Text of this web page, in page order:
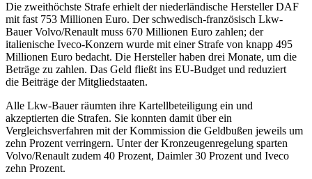
Die zweithöchste Strafe erhielt der niederländische Hersteller DAF
mit fast 753 Millionen Euro. Der schwedisch-französisch Lkw-
Bauer Volvo/Renault muss 670 Millionen Euro zahlen; der
italienische Iveco-Konzern wurde mit einer Strafe von knapp 495
Millionen Euro bedacht. Die Hersteller haben drei Monate, um die
Beträge zu zahlen. Das Geld fließt ins EU-Budget und reduziert
die Beiträge der Mitgliedstaaten.
Alle Lkw-Bauer räumten ihre Kartellbeteiligung ein und
akzeptierten die Strafen. Sie konnten damit über ein
Vergleichsverfahren mit der Kommission die Geldbußen jeweils um
zehn Prozent verringern. Unter der Kronzeugenregelung sparten
Volvo/Renault zudem 40 Prozent, Daimler 30 Prozent und Iveco
zehn Prozent.